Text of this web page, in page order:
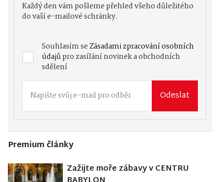
Každý den vám pošleme přehled všeho důležitého
do vaší e-mailové schránky.
Souhlasím seZásadami zpracování osobních
údajůpro zasílání novinek a obchodních
sdělení
Odeslat
Premium články
Zažijte moře zábavy v CENTRU